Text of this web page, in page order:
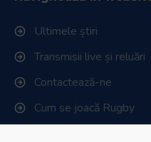
Link-uri utile